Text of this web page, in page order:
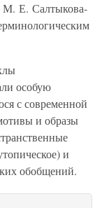
М. Е. Салтыкова-
особую
с современной
и образы
и
обобщений.